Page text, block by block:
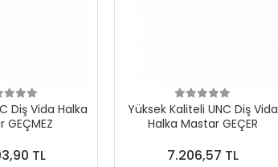
Diş Vida Halka
GEÇMEZ
TL
Yüksek Kaliteli UNC Diş Vida
Halka Mastar GEÇER
7.206,57 TL